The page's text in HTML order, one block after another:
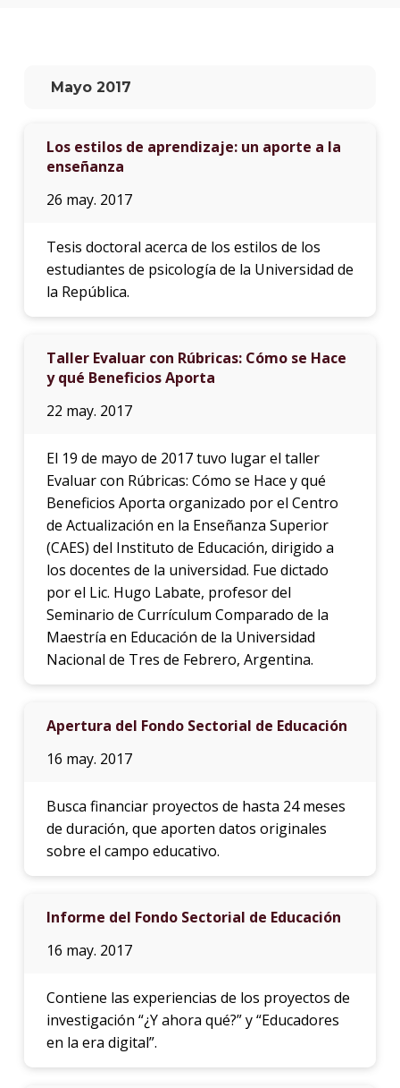
Mayo 2017
Los estilos de aprendizaje: un aporte a la
enseñanza
26 may. 2017
Tesis doctoral acerca de los estilos de los
estudiantes de psicología de la Universidad de
la República.
Taller Evaluar con Rúbricas: Cómo se Hace
y qué Beneficios Aporta
22 may. 2017
El 19 de mayo de 2017 tuvo lugar el taller
Evaluar con Rúbricas: Cómo se Hace y qué
Beneficios Aporta organizado por el Centro
de Actualización en la Enseñanza Superior
(CAES) del Instituto de Educación, dirigido a
los docentes de la universidad. Fue dictado
por el Lic. Hugo Labate, profesor del
Seminario de Currículum Comparado de la
Maestría en Educación de la Universidad
Nacional de Tres de Febrero, Argentina.
Apertura del Fondo Sectorial de Educación
16 may. 2017
Busca financiar proyectos de hasta 24 meses
de duración, que aporten datos originales
sobre el campo educativo.
Informe del Fondo Sectorial de Educación
16 may. 2017
Contiene las experiencias de los proyectos de
investigación “¿Y ahora qué?” y “Educadores
en la era digital”.